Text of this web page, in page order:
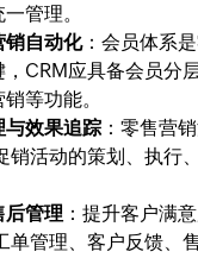
管理。
销自动化：会员体系
，CRM应具备会员分
等功能。
与效果追踪 ：零售营
销活动的策划、执行
后管理 ：提升客户满
单管理、客户反馈、